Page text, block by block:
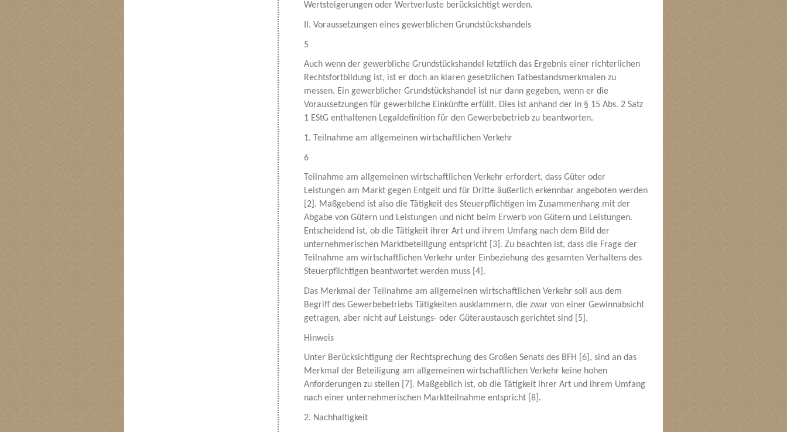
Wertsteigerungen oder Wertverluste berücksichtigt werden.
II. Voraussetzungen eines gewerblichen Grundstückshandels
5
Auch wenn der gewerbliche Grundstückshandel letztlich das Ergebnis einer richterlichen
Rechtsfortbildung ist, ist er doch an klaren gesetzlichen Tatbestandsmerkmalen zu
messen. Ein gewerblicher Grundstückshandel ist nur dann gegeben, wenn er die
Voraussetzungen für gewerbliche Einkünfte erfüllt. Dies ist anhand der in § 15 Abs. 2 Satz
1 EStG enthaltenen Legaldefinition für den Gewerbebetrieb zu beantworten.
1. Teilnahme am allgemeinen wirtschaftlichen Verkehr
6
Teilnahme am allgemeinen wirtschaftlichen Verkehr erfordert, dass Güter oder
Leistungen am Markt gegen Entgelt und für Dritte äußerlich erkennbar angeboten werden
[2]. Maßgebend ist also die Tätigkeit des Steuerpflichtigen im Zusammenhang mit der
Abgabe von Gütern und Leistungen und nicht beim Erwerb von Gütern und Leistungen.
Entscheidend ist, ob die Tätigkeit ihrer Art und ihrem Umfang nach dem Bild der
unternehmerischen Marktbeteiligung entspricht [3]. Zu beachten ist, dass die Frage der
Teilnahme am wirtschaftlichen Verkehr unter Einbeziehung des gesamten Verhaltens des
Steuerpflichtigen beantwortet werden muss [4].
Das Merkmal der Teilnahme am allgemeinen wirtschaftlichen Verkehr soll aus dem
Begriff des Gewerbebetriebs Tätigkeiten ausklammern, die zwar von einer Gewinnabsicht
getragen, aber nicht auf Leistungs- oder Güteraustausch gerichtet sind [5].
Hinweis
Unter Berücksichtigung der Rechtsprechung des Großen Senats des BFH [6], sind an das
Merkmal der Beteiligung am allgemeinen wirtschaftlichen Verkehr keine hohen
Anforderungen zu stellen [7]. Maßgeblich ist, ob die Tätigkeit ihrer Art und ihrem Umfang
nach einer unternehmerischen Marktteilnahme entspricht [8].
2. Nachhaltigkeit